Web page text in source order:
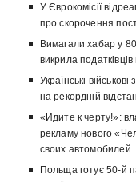
У Єврокомісії
про скорочення
Вимагали хабар у
викрила
Українські
на рекордній
«Идите к черту!»:
рекламу нового
своих автомобилей
Польща готує 50-й